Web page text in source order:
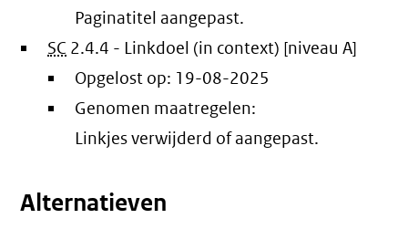
Paginatitel aangepast.
SC 2.4.4 - Linkdoel (in context) [niveau A]
Opgelost op: 19-08-2025
Genomen maatregelen:
Linkjes verwijderd of aangepast.
Alternatieven